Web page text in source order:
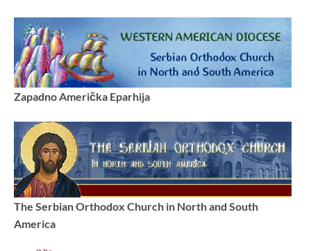
Zapadno Američka Eparhija
The Serbian Orthodox Church in North and South
America